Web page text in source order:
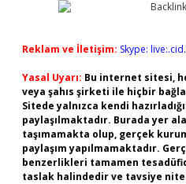
Reklam ve İletişim: Skype:
Yasal Uyarı: Bu internet sitesi,
veya şahıs şirketi ile hiçbir
Sitede yalnızca kendi
paylaşılmaktadır. Burada yer
taşımamakta olup, gerçek
paylaşım yapılmamaktadır.
benzerlikleri tamamen
taslak halindedir ve tavsiye